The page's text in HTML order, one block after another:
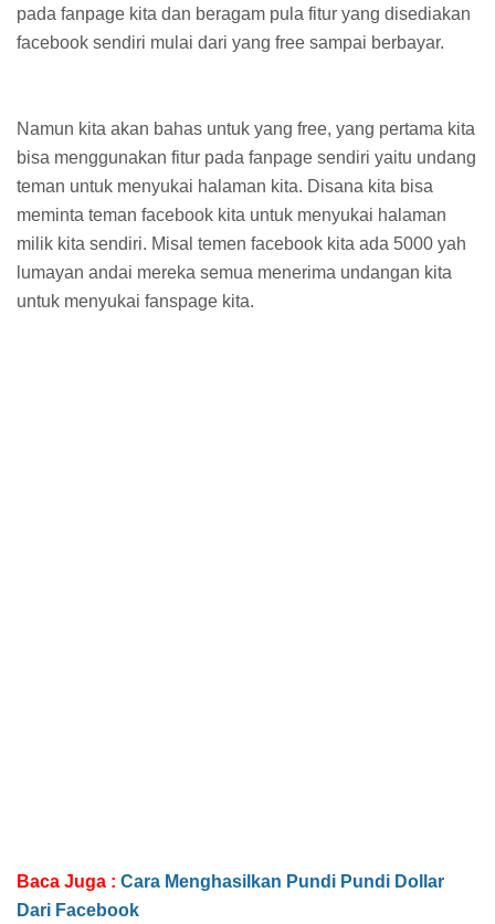
pada fanpage kita dan beragam pula fitur yang disediakan
facebook sendiri mulai dari yang free sampai berbayar.
Namun kita akan bahas untuk yang free, yang pertama kita
bisa menggunakan fitur pada fanpage sendiri yaitu undang
teman untuk menyukai halaman kita. Disana kita bisa
meminta teman facebook kita untuk menyukai halaman
milik kita sendiri. Misal temen facebook kita ada 5000 yah
lumayan andai mereka semua menerima undangan kita
untuk menyukai fanspage kita.
Baca Juga : Cara Menghasilkan Pundi Pundi Dollar
Dari Facebook